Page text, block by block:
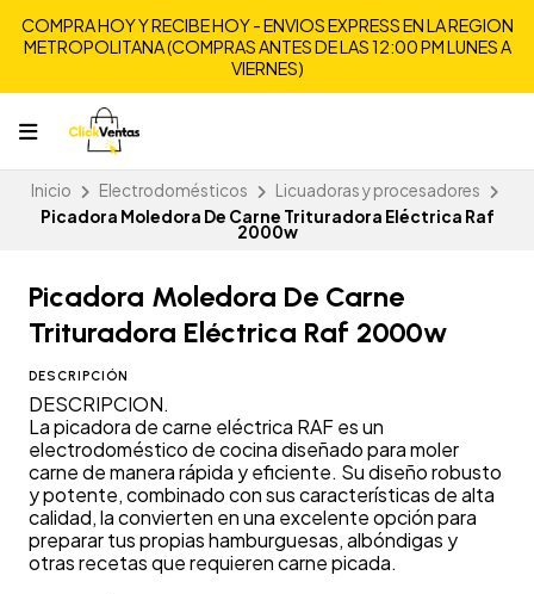
COMPRA HOY Y RECIBE HOY - ENVIOS EXPRESS EN LA REGION
METROPOLITANA (COMPRAS ANTES DE LAS 12:00 PM LUNES A
VIERNES)
Inicio Electrodomésticos
Licuadoras y procesadores
Picadora Moledora De Carne Trituradora Eléctrica Raf
2000w
Picadora Moledora De Carne
Trituradora Eléctrica Raf 2000w
DESCRIPCIÓN
DESCRIPCION.
La picadora de carne eléctrica RAF es un
electrodoméstico de cocina diseñado para moler
carne de manera rápida y eficiente. Su diseño robusto
y potente, combinado con sus características de alta
calidad, la convierten en una excelente opción para
preparar tus propias hamburguesas, albóndigas y
otras recetas que requieren carne picada.